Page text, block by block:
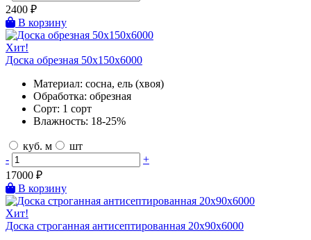
2400 ₽
В корзину
Хит!
Доска обрезная 50х150х6000
Материал: сосна, ель (хвоя)
Обработка: обрезная
Сорт: 1 сорт
Влажность: 18-25%
куб. м
шт
-
+
17000 ₽
В корзину
Хит!
Доска строганная антисептированная 20х90х6000